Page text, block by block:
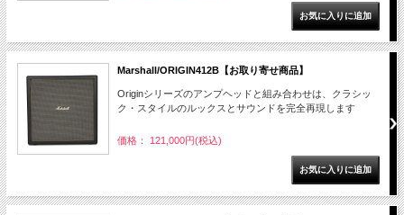
Marshall/ORIGIN412B【お取り寄せ商品】
Originシリーズのアンプヘッドと組み合わせは、クラシッ
ク・スタイルのルックスとサウンドを完全再現します
価格： 121,000円(税込)